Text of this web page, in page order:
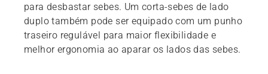
para desbastar sebes. Um corta-sebes de lado
duplo também pode ser equipado com um punho
traseiro regulável para maior flexibilidade e
melhor ergonomia ao aparar os lados das sebes.